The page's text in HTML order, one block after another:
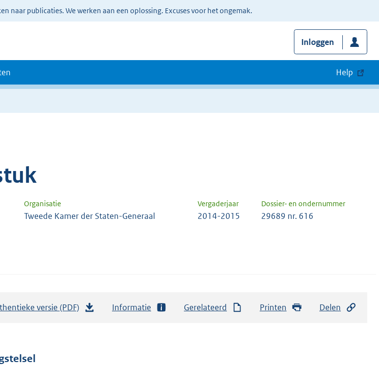
naar publicaties. We werken aan een oplossing. Excuses voor het ongemak.
Inloggen
Help
Organisatie Vergaderjaar Dossier- en ondernummer
Tweede Kamer der Staten-Generaal 2014-2015 29689 nr. 616
versie (PDF) Informatie Gerelateerd Printen Delen